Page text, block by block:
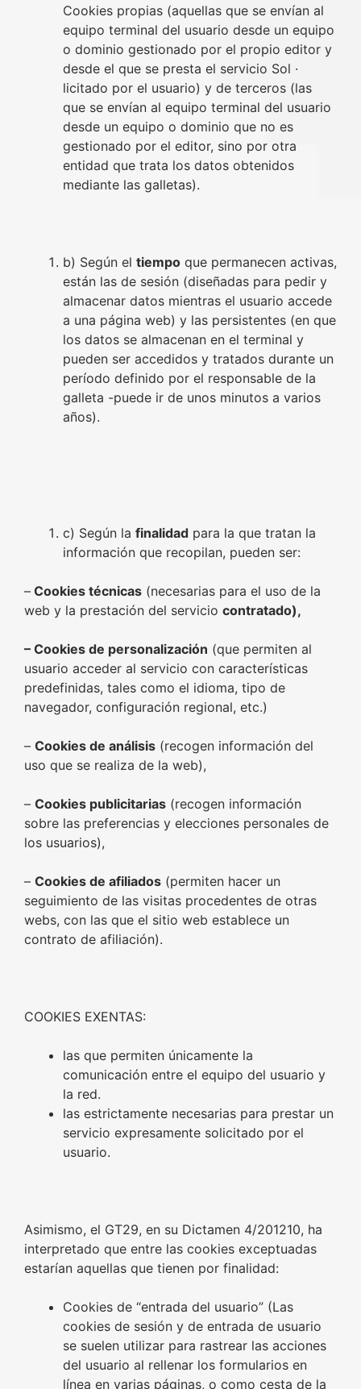
Cookies propias (aquellas que se envían al
equipo terminal del usuario desde un equipo
o dominio gestionado por el propio editor y
desde el que se presta el servicio Sol ·
licitado por el usuario) y de terceros (las
que se envían al equipo terminal del usuario
desde un equipo o dominio que no es
gestionado por el editor, sino por otra
entidad que trata los datos obtenidos
mediante las galletas).
b) Según el tiempo que permanecen activas,
están las de sesión (diseñadas para pedir y
almacenar datos mientras el usuario accede
a una página web) y las persistentes (en que
los datos se almacenan en el terminal y
pueden ser accedidos y tratados durante un
período definido por el responsable de la
galleta -puede ir de unos minutos a varios
años).
c) Según la finalidad para la que tratan la
información que recopilan, pueden ser:
– Cookies técnicas (necesarias para el uso de la
web y la prestación del servicio contratado),
– Cookies de personalización (que permiten al
usuario acceder al servicio con características
predefinidas, tales como el idioma, tipo de
navegador, configuración regional, etc.)
– Cookies de análisis (recogen información del
uso que se realiza de la web),
– Cookies publicitarias (recogen información
sobre las preferencias y elecciones personales de
los usuarios),
– Cookies de afiliados (permiten hacer un
seguimiento de las visitas procedentes de otras
webs, con las que el sitio web establece un
contrato de afiliación).
COOKIES EXENTAS:
las que permiten únicamente la
comunicación entre el equipo del usuario y
la red.
las estrictamente necesarias para prestar un
servicio expresamente solicitado por el
usuario.
Asimismo, el GT29, en su Dictamen 4/201210, ha
interpretado que entre las cookies exceptuadas
estarían aquellas que tienen por finalidad:
Cookies de “entrada del usuario” (Las
cookies de sesión y de entrada de usuario
se suelen utilizar para rastrear las acciones
del usuario al rellenar los formularios en
línea en varias páginas, o como cesta de la